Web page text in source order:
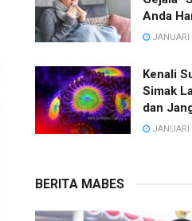
Anda
JANUARI
Kenali
Simak
dan
JANUARI
BERITA MABES